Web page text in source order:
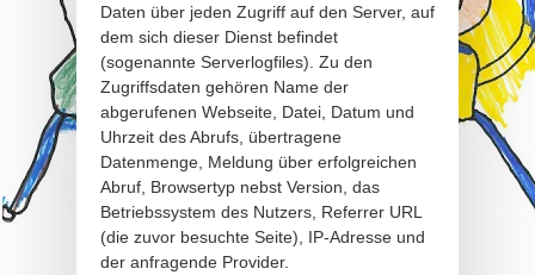
Daten über jeden Zugriff auf den Server, auf
dem sich dieser Dienst befindet
(sogenannte Serverlogfiles). Zu den
Zugriffsdaten gehören Name der
abgerufenen Webseite, Datei, Datum und
Uhrzeit des Abrufs, übertragene
Datenmenge, Meldung über erfolgreichen
Abruf, Browsertyp nebst Version, das
Betriebssystem des Nutzers, Referrer URL
(die zuvor besuchte Seite), IP-Adresse und
der anfragende Provider.